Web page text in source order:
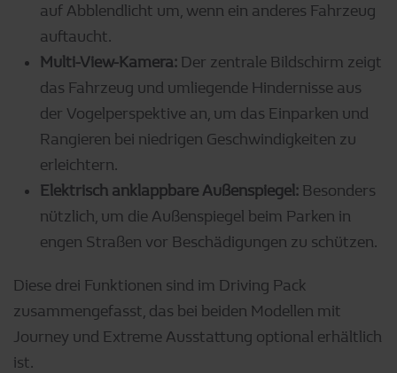
auf Abblendlicht um, wenn ein anderes Fahrzeug
auftaucht.
Multi-View-Kamera: Der zentrale Bildschirm zeigt
das Fahrzeug und umliegende Hindernisse aus
der Vogelperspektive an, um das Einparken und
Rangieren bei niedrigen Geschwindigkeiten zu
erleichtern.
Elektrisch anklappbare Außenspiegel: Besonders
nützlich, um die Außenspiegel beim Parken in
engen Straßen vor Beschädigungen zu schützen.
Diese drei Funktionen sind im Driving Pack
zusammengefasst, das bei beiden Modellen mit
Journey und Extreme Ausstattung optional erhältlich
ist.